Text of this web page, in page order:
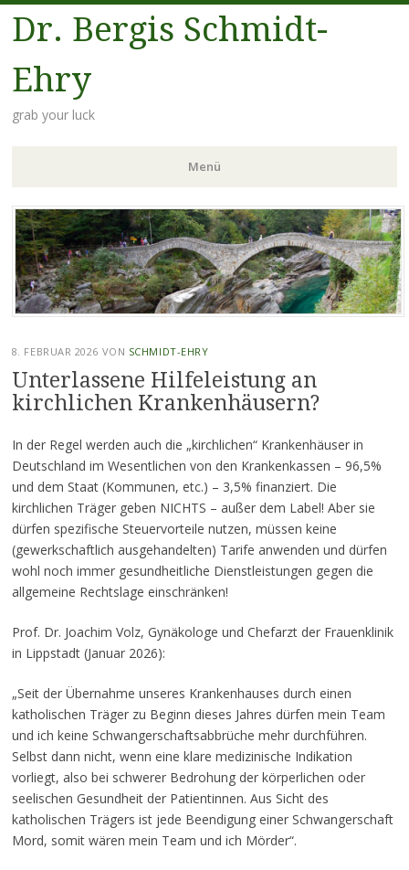
Dr. Bergis Schmidt-
Ehry
grab your luck
Menü
Zum
Inhalt
springen
8. FEBRUAR 2026 VON SCHMIDT-EHRY
Unterlassene Hilfeleistung an
kirchlichen Krankenhäusern?
In der Regel werden auch die „kirchlichen“ Krankenhäuser in
Deutschland im Wesentlichen von den Krankenkassen – 96,5%
und dem Staat (Kommunen, etc.) – 3,5% finanziert. Die
kirchlichen Träger geben NICHTS – außer dem Label! Aber sie
dürfen spezifische Steuervorteile nutzen, müssen keine
(gewerkschaftlich ausgehandelten) Tarife anwenden und dürfen
wohl noch immer gesundheitliche Dienstleistungen gegen die
allgemeine Rechtslage einschränken!
Prof. Dr. Joachim Volz, Gynäkologe und Chefarzt der Frauenklinik
in Lippstadt (Januar 2026):
„Seit der Übernahme unseres Krankenhauses durch einen
katholischen Träger zu Beginn dieses Jahres dürfen mein Team
und ich keine Schwangerschaftsabbrüche mehr durchführen.
Selbst dann nicht, wenn eine klare medizinische Indikation
vorliegt, also bei schwerer Bedrohung der körperlichen oder
seelischen Gesundheit der Patientinnen. Aus Sicht des
katholischen Trägers ist jede Beendigung einer Schwangerschaft
Mord, somit wären mein Team und ich Mörder“.